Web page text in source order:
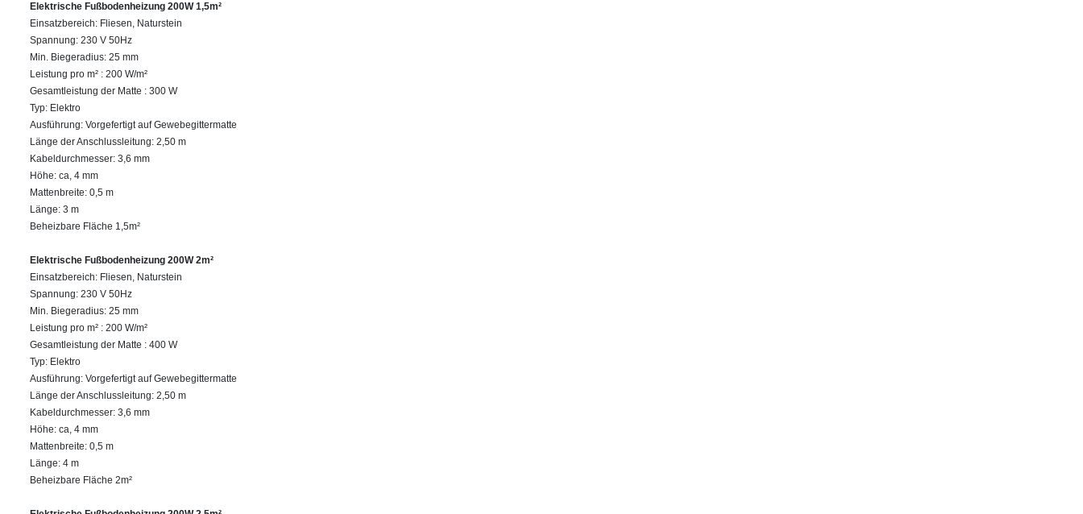
Elektrische Fußbodenheizung 200W 1,5m²
Einsatzbereich: Fliesen, Naturstein
Spannung: 230 V 50Hz
Min. Biegeradius: 25 mm
Leistung pro m² : 200 W/m²
Gesamtleistung der Matte : 300 W
Typ: Elektro
Ausführung: Vorgefertigt auf Gewebegittermatte
Länge der Anschlussleitung: 2,50 m
Kabeldurchmesser: 3,6 mm
Höhe: ca, 4 mm
Mattenbreite: 0,5 m
Länge: 3 m
Beheizbare Fläche 1,5m²
Elektrische Fußbodenheizung 200W 2m²
Einsatzbereich: Fliesen, Naturstein
Spannung: 230 V 50Hz
Min. Biegeradius: 25 mm
Leistung pro m² : 200 W/m²
Gesamtleistung der Matte : 400 W
Typ: Elektro
Ausführung: Vorgefertigt auf Gewebegittermatte
Länge der Anschlussleitung: 2,50 m
Kabeldurchmesser: 3,6 mm
Höhe: ca, 4 mm
Mattenbreite: 0,5 m
Länge: 4 m
Beheizbare Fläche 2m²